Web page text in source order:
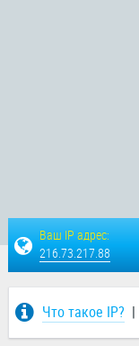
Ваш IP адрес:
216.73.217.88
Что такое IP? |